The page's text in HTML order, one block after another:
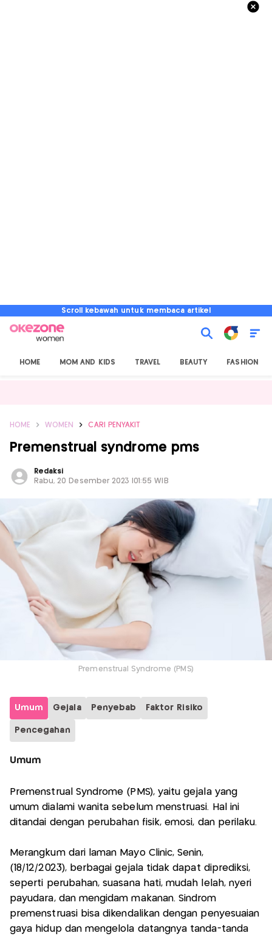
Scroll kebawah untuk membaca artikel
HOME MOM AND KIDS TRAVEL BEAUTY FASHION
HOME WOMEN CARI PENYAKIT
Premenstrual syndrome pms
Redaksi
Rabu, 20 Desember 2023 |01:55 WIB
Premenstrual Syndrome (PMS)
Umum Gejala Penyebab Faktor Risiko
Pencegahan
Umum
Premenstrual Syndrome (PMS), yaitu gejala yang
umum dialami wanita sebelum menstruasi. Hal ini
ditandai dengan perubahan fisik, emosi, dan perilaku.
Merangkum dari laman Mayo Clinic, Senin,
(18/12/2023), berbagai gejala tidak dapat diprediksi,
seperti perubahan, suasana hati, mudah lelah, nyeri
payudara, dan mengidam makanan. Sindrom
premenstruasi bisa dikendalikan dengan penyesuaian
gaya hidup dan mengelola datangnya tanda-tanda